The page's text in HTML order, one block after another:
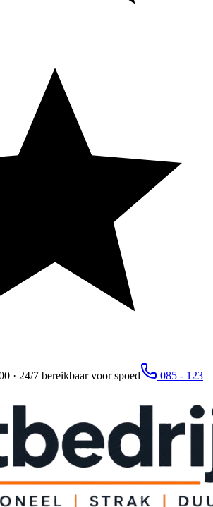
· 24/7 bereikbaar voor spoed
085 - 123